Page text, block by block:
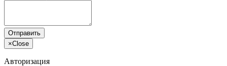
Отправить
×Close
Авторизация